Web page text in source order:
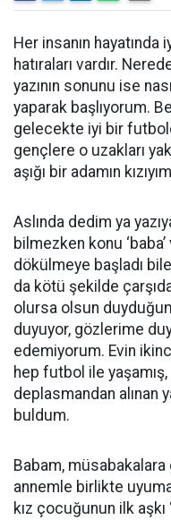
Her insanın hayatında
hatıraları vardır.
yazının sonunu ise
yaparak başlıyorum.
gelecekte iyi bir
gençlere o uzakları
aşığı bir adamın
Aslında dedim ya
bilmezken konu
dökülmeye başladı
da kötü şekilde
olursa olsun
duyuyor, gözlerime
edemiyorum. Evin
hep futbol ile
deplasmandan alınan
buldum.
Babam, müsabakalara
annemle birlikte
kız çocuğunun ilk aşkı